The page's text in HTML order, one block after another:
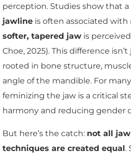
perception. Studies show that a
jawline is often associated with
softer, tapered jaw is
Choe, 2025). This difference
rooted in bone structure,
angle of the mandible. For
feminizing the jaw is a critical
harmony and reducing gender
But here’s the catch: not all
techniques are created equal.